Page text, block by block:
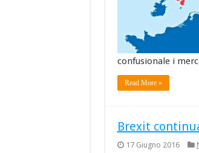
confusionale i
Read More »
Brexit
17 Giugno 2016